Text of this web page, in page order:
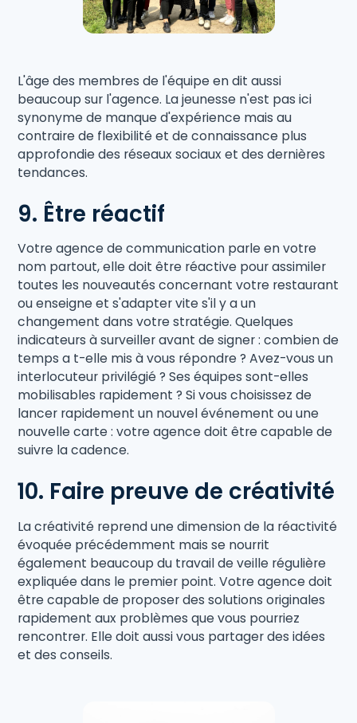
L'âge des membres de l'équipe en dit aussi
beaucoup sur l'agence. La jeunesse n'est pas ici
synonyme de manque d'expérience mais au
contraire de flexibilité et de connaissance plus
approfondie des réseaux sociaux et des dernières
tendances.
9. Être réactif
Votre agence de communication parle en votre
nom partout, elle doit être réactive pour assimiler
toutes les nouveautés concernant votre restaurant
ou enseigne et s'adapter vite s'il y a un
changement dans votre stratégie. Quelques
indicateurs à surveiller avant de signer : combien de
temps a t-elle mis à vous répondre ? Avez-vous un
interlocuteur privilégié ? Ses équipes sont-elles
mobilisables rapidement ? Si vous choisissez de
lancer rapidement un nouvel événement ou une
nouvelle carte : votre agence doit être capable de
suivre la cadence.
10. Faire preuve de créativité
La créativité reprend une dimension de la réactivité
évoquée précédemment mais se nourrit
également beaucoup du travail de veille régulière
expliquée dans le premier point. Votre agence doit
être capable de proposer des solutions originales
rapidement aux problèmes que vous pourriez
rencontrer. Elle doit aussi vous partager des idées
et des conseils.